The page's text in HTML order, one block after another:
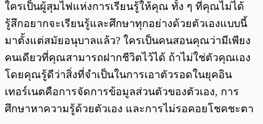
ใครเป็นผู้สุมไฟแห่งการเรียนรู้ให้คุณ ทั้ง ๆ ที่คุณไม่ได้
รู้สึกอยากจะเรียนรู้และศึกษาทุกอย่างด้วยตัวเองแบบนี้
มาตั้งแต่สมัยอนุบาลแล้ว? ใครเป็นคนสอนคุณว่ามีเพียง
คนเดียวที่คุณสามารถฝากชีวิตไว้ได้ ถ้าไม่ใช่ตัวคุณเอง
โดยคุณรู้ดีว่าสิ่งที่จำเป็นในการเอาตัวรอดในยุคอิน
เทอร์เนตคือการจัดการข้อมูลส่วนตัวของตัวเอง, การ
ศึกษาหาความรู้ด้วยตัวเอง และการไม่รอคอยโชคชะตา